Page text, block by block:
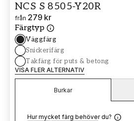
NCS S 8505-Y20R
från 279 kr
Färgtyp
Väggfärg
Snickerifärg
Takfärg för puts & betong
VISA FLER ALTERNATIV
Burkar
Hur mycket färg behöver du?